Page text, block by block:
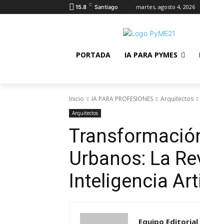
15.8 C Santiago martes, agosto 4, 2026
PORTADA IA PARA PYMES
Inicio IA PARA PROFESIONES Arquitectos
Arquitectos
Urbanos: La
Inteligencia
Equipo Editorial